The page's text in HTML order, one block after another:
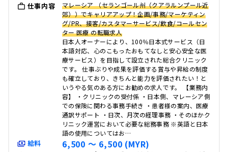
仕事内容
マレーシア （セランゴール州（クアラルンプール近
郊））でキャリアアップ！企画/事務/マーケティン
グ/PR、接客/カスタマーサービス/飲食/コールセン
ター 医療 の転職求人
日本人オーナーにより、100％日本式サービス（日
本語対応、心のこもったおもてなしと安心安全な医
療サービス）を目指して設立された総合クリニック
です。 仕事ぶりや成果を評価する賞与や昇給の制度
も確立しており、きちんと能力を評価されたい！と
いうやる気のある方にお勧めの求人です。 【業務内
容】 ・クリニックの受付係 ・日本側、マレーシア側
での保険に関わる事務手続き ・患者様の案内、医療
通訳サポート ・日次、月次の経理事務 ・そのほかク
リニック運営において必要な総務事務 ※英語と日本
語の使用についてはお…
給料 6,500 〜 6,500 (MYR)